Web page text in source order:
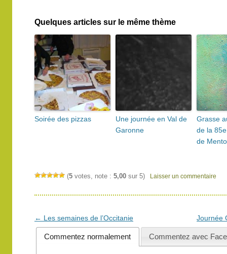
Quelques articles sur le même thème
Soirée des pizzas
Une journée en Val de
Garonne
Grasse
de la
de
(5 votes, note : 5,00 sur 5) Laisser un commentaire
Navigation
des
← Les semaines de l’Occitanie Journée
Commentez normalement Commentez avec